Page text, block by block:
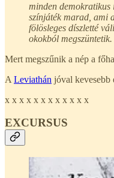
minden demokratikus
színjáték marad, ami
fölösleges díszletté
okokból megszüntetik.
Mert megszűnik a nép a
A Leviathán jóval kevesebb
x x x x x x x x x x x x
EXCURSUS